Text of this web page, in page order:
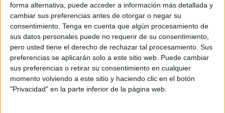
forma alternativa, puede acceder a información más detallada y
cambiar sus preferencias antes de otorgar o negar su
consentimiento. Tenga en cuenta que algún procesamiento de
sus datos personales puede no requerir de su consentimiento,
pero usted tiene el derecho de rechazar tal procesamiento. Sus
preferencias se aplicarán solo a este sitio web. Puede cambiar
sus preferencias o retirar su consentimiento en cualquier
momento volviendo a este sitio y haciendo clic en el botón
"Privacidad" en la parte inferior de la página web.
Imprimir Envia
a
un
amic
PDF